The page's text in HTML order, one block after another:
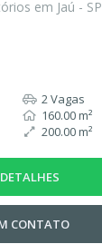
em Jaú - SP
2 Vagas
160.00 m²
200.00 m²
DETALHES
CONTATO